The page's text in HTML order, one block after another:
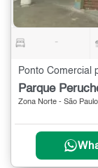
-
Ponto Comercial
Parque
Zona Norte - São Paulo